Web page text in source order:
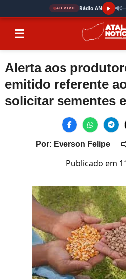
AO VIVO Rádio AN
☰
Alerta aos
emitido referente
solicitar sementes
Por: Everson Felipe
Publicado em